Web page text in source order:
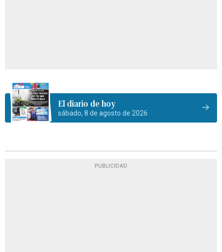
El diario de hoy
sábado, 8 de agosto de 2026
PUBLICIDAD